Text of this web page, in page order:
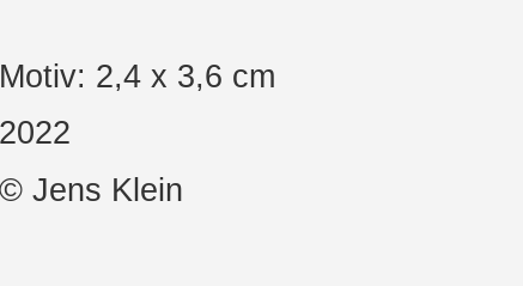
Motiv: 2,4 x 3,6 cm
2022
© Jens Klein